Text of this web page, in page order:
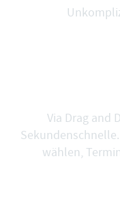
Via Drag and
wählen,